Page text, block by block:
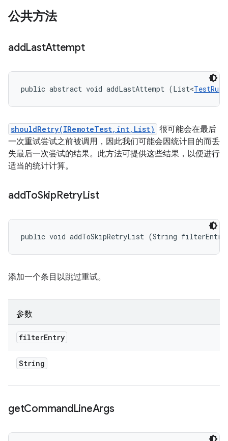
公共方法
addLastAttempt
public abstract void addLastAttempt (List<
shouldRetry(IRemoteTest,int,List) 很可能会在最后
一次重试尝试之前被调用，因此我们可能会因统计目的而丢
失最后一次尝试的结果。此方法可提供这些结果，以便进行
适当的统计计算。
addToSkipRetryList
public void addToSkipRetryList (String
添加一个条目以跳过重试。
参数
filterEntry
String
getCommandLineArgs